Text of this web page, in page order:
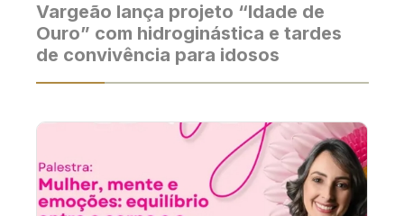
Vargeão lança projeto “Idade de
Ouro” com hidroginástica e tardes
de convivência para idosos